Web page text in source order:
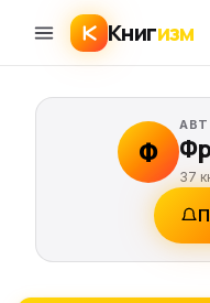
Книгизм
Ф
37